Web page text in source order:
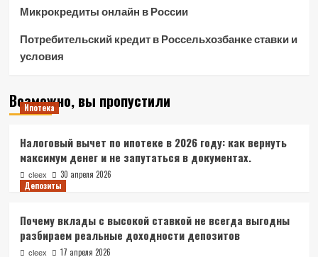
Микрокредиты онлайн в России
Потребительский кредит в Россельхозбанке ставки и
условия
Возможно, вы пропустили
Ипотека
Налоговый вычет по ипотеке в 2026 году: как вернуть
максимум денег и не запутаться в документах.
cleex
30 апреля 2026
Депозиты
Почему вклады с высокой ставкой не всегда выгодны
разбираем реальные доходности депозитов
cleex 17 апреля 2026